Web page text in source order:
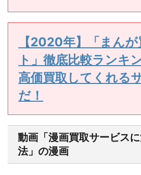
【2020年】「まん
ト」徹底比較ランキ
高価買取してくれる
だ！
動画「漫画買取サービス
法」の漫画